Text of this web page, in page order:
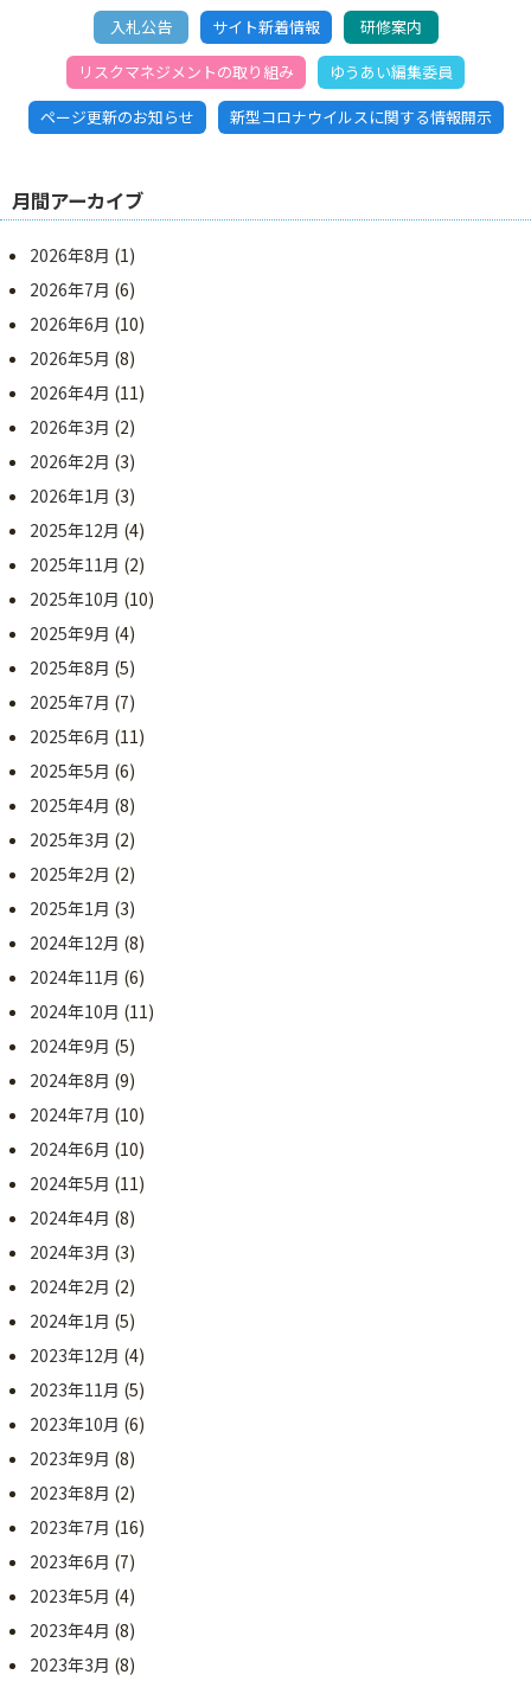
入札公告 サイト新着情報
研修案内
リスクマネジメントの取り組み
ゆうあい編集委員
ページ更新のお知らせ
新型コロナウイルスに関する情報開示
月間アーカイブ
2026年8月 (1)
2026年7月 (6)
2026年6月 (10)
2026年5月 (8)
2026年4月 (11)
2026年3月 (2)
2026年2月 (3)
2026年1月 (3)
2025年12月 (4)
2025年11月 (2)
2025年10月 (10)
2025年9月 (4)
2025年8月 (5)
2025年7月 (7)
2025年6月 (11)
2025年5月 (6)
2025年4月 (8)
2025年3月 (2)
2025年2月 (2)
2025年1月 (3)
2024年12月 (8)
2024年11月 (6)
2024年10月 (11)
2024年9月 (5)
2024年8月 (9)
2024年7月 (10)
2024年6月 (10)
2024年5月 (11)
2024年4月 (8)
2024年3月 (3)
2024年2月 (2)
2024年1月 (5)
2023年12月 (4)
2023年11月 (5)
2023年10月 (6)
2023年9月 (8)
2023年8月 (2)
2023年7月 (16)
2023年6月 (7)
2023年5月 (4)
2023年4月 (8)
2023年3月 (8)